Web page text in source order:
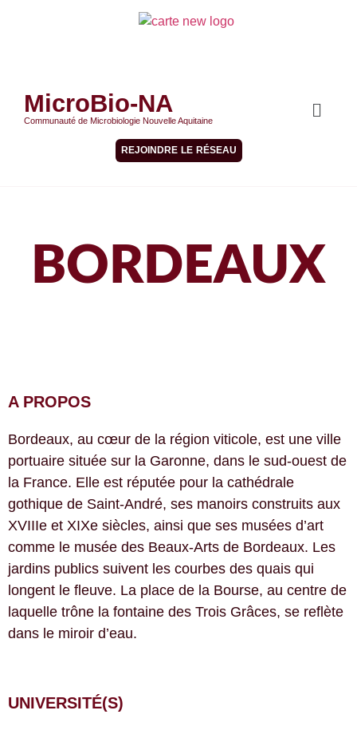
MicroBio-NA
Communauté de Microbiologie Nouvelle Aquitaine
REJOINDRE LE RÉSEAU
BORDEAUX
A PROPOS
Bordeaux, au cœur de la région viticole, est une ville
portuaire située sur la Garonne, dans le sud-ouest de
la France. Elle est réputée pour la cathédrale
gothique de Saint-André, ses manoirs construits aux
XVIIIe et XIXe siècles, ainsi que ses musées d’art
comme le musée des Beaux-Arts de Bordeaux. Les
jardins publics suivent les courbes des quais qui
longent le fleuve. La place de la Bourse, au centre de
laquelle trône la fontaine des Trois Grâces, se reflète
dans le miroir d’eau.
UNIVERSITÉ(S)